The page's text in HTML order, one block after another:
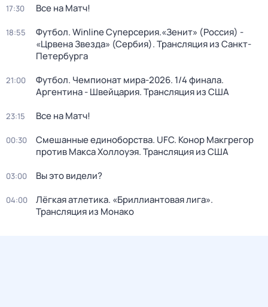
17:30 Все на Матч!
18:55
Футбол. Winline Суперсерия.«Зенит» (Россия) -
«Црвена Звезда» (Сербия). Трансляция из Санкт-
Петербурга
21:00
Футбол. Чемпионат мира-2026. 1/4 финала.
Аргентина - Швейцария. Трансляция из США
23:15 Все на Матч!
00:30
Смешанные единоборства. UFC. Конор Макгрегор
против Макса Холлоуэя. Трансляция из США
03:00 Вы это видели?
04:00
Лёгкая атлетика. «Бриллиантовая лига».
Трансляция из Монако